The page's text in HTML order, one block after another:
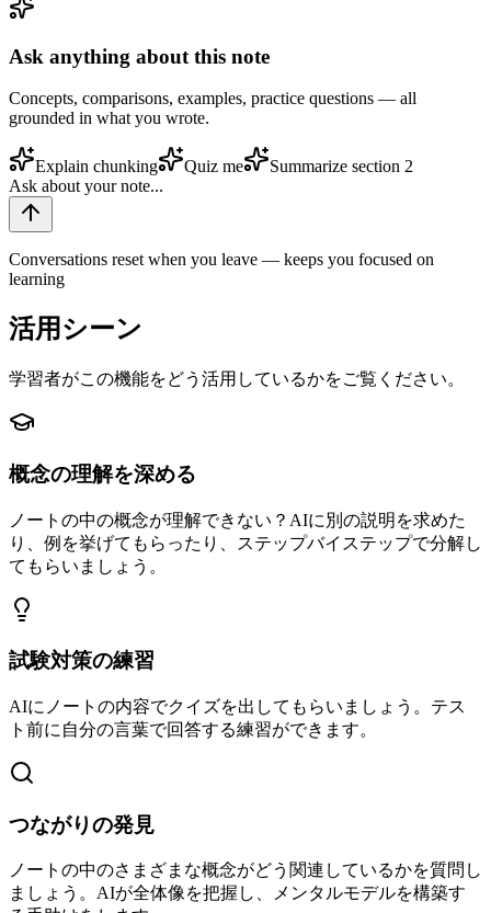
Ask anything about this note
Concepts, comparisons, examples, practice questions — all
grounded in what you wrote.
Explain chunking Quiz me
Summarize section 2
Ask about your note...
Conversations reset when you leave — keeps you focused on
learning
活用シーン
学習者がこの機能をどう活用しているかをご覧ください。
概念の理解を深める
ノートの中の概念が理解できない？AIに別の説明を求めた
り、例を挙げてもらったり、ステップバイステップで分解し
てもらいましょう。
試験対策の練習
AIにノートの内容でクイズを出してもらいましょう。テス
ト前に自分の言葉で回答する練習ができます。
つながりの発見
ノートの中のさまざまな概念がどう関連しているかを質問し
ましょう。AIが全体像を把握し、メンタルモデルを構築す